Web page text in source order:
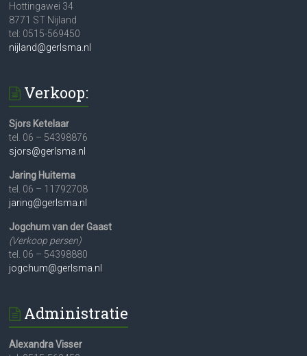
Hottingawei 34
8771 ST Nijland
tel: 0515-569450
nijland@gerlsma.nl
Verkoop:
Sjors Ketelaar
tel. 06 – 54398876
sjors@gerlsma.nl
Jaring Huitema
tel. 06 – 11792708
jaring@gerlsma.nl
Jogchum van der Gaast
(Verkoop persen)
tel. 06 – 54398880
jogchum@gerlsma.nl
Administratie
Alexandra Visser